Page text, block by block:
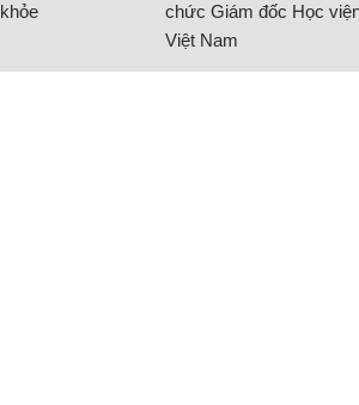
chức Giám đốc Học
Việt Nam